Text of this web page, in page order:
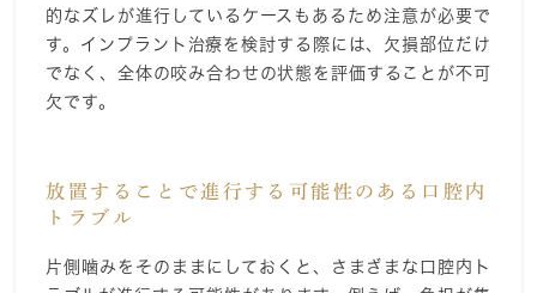
的なズレが進行しているケースもあるため注意が必要で
す。インプラント治療を検討する際には、欠損部位だけ
でなく、全体の咬み合わせの状態を評価することが不可
欠です。
放置することで進行する可能性のある口腔内
トラブル
片側噛みをそのままにしておくと、さまざまな口腔内ト